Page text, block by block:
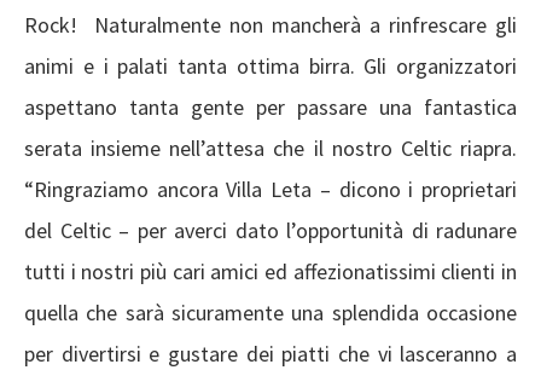
Rock! Naturalmente non mancherà a rinfrescare gli
animi e i palati tanta ottima birra. Gli organizzatori
aspettano tanta gente per passare una fantastica
serata insieme nell’attesa che il nostro Celtic riapra.
“Ringraziamo ancora Villa Leta – dicono i proprietari
del Celtic – per averci dato l’opportunità di radunare
tutti i nostri più cari amici ed affezionatissimi clienti in
quella che sarà sicuramente una splendida occasione
per divertirsi e gustare dei piatti che vi lasceranno a